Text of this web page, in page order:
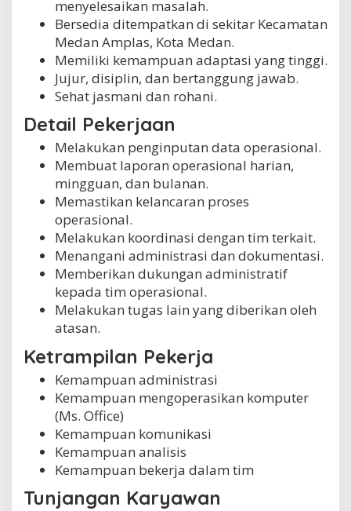
menyelesaikan masalah.
Bersedia ditempatkan di sekitar Kecamatan
Medan Amplas, Kota Medan.
Memiliki kemampuan adaptasi yang tinggi.
Jujur, disiplin, dan bertanggung jawab.
Sehat jasmani dan rohani.
Detail Pekerjaan
Melakukan penginputan data operasional.
Membuat laporan operasional harian,
mingguan, dan bulanan.
Memastikan kelancaran proses
operasional.
Melakukan koordinasi dengan tim terkait.
Menangani administrasi dan dokumentasi.
Memberikan dukungan administratif
kepada tim operasional.
Melakukan tugas lain yang diberikan oleh
atasan.
Ketrampilan Pekerja
Kemampuan administrasi
Kemampuan mengoperasikan komputer
(Ms. Office)
Kemampuan komunikasi
Kemampuan analisis
Kemampuan bekerja dalam tim
Tunjangan Karyawan